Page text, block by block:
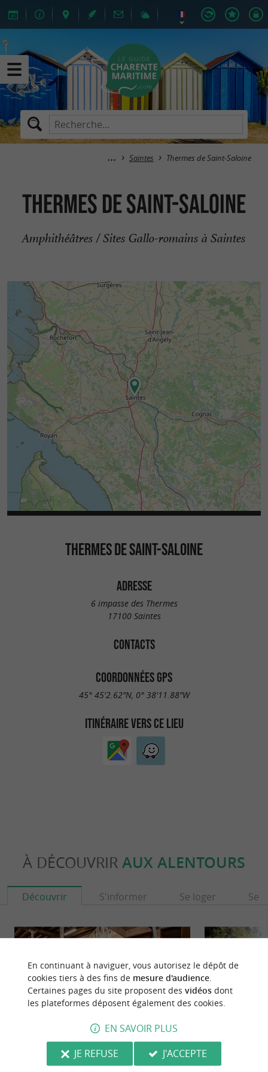
Saintes Thermes de Saint-Saloine
Thermes de Saint-Saloine
Amphithéâtres / Sites Gallo-romains à Saintes
THERMES DE SAINT-SALOINE
ADRESSE
6 impasse des Thermes
17100 Saintes
CONTACTS
COORDONNÉES GPS
45° 45'2.62"N, 0° 38'11.88"W
ITINÉRAIRE VERS CE LIEU
À DÉCOUVRIR AUX ALENTOURS
Découvrir S'informer Se loger Se
Cognac Grosperrin Canal de Charras
En continuant à naviguer, vous autorisez le dépôt de
cookies tiers à des fins de mesure d'audience.
Certaines pages du site proposent des vidéosdont
les plateformes déposent également des cookies.
EN SAVOIR PLUS
JE REFUSE
J'ACCEPTE